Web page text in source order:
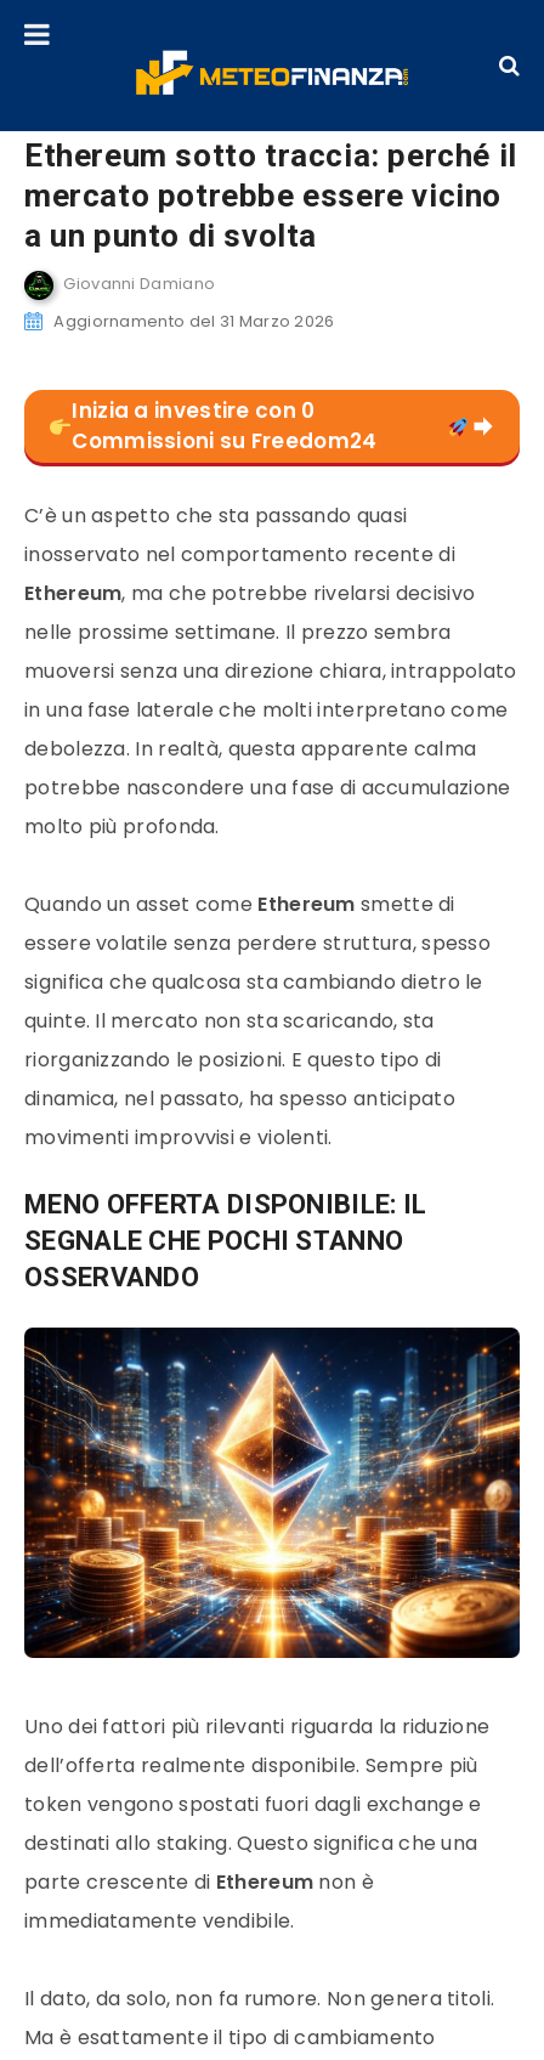
Ethereum sotto traccia: perché il
mercato potrebbe essere vicino
a un punto di svolta
Giovanni Damiano
Aggiornamento del 31 Marzo 2026
Inizia a investire con 0
Commissioni su Freedom24
C’è un aspetto che sta passando quasi
inosservato nel comportamento recente di
Ethereum, ma che potrebbe rivelarsi decisivo
nelle prossime settimane. Il prezzo sembra
muoversi senza una direzione chiara, intrappolato
in una fase laterale che molti interpretano come
debolezza. In realtà, questa apparente calma
potrebbe nascondere una fase di accumulazione
molto più profonda.
Quando un asset come Ethereum smette di
essere volatile senza perdere struttura, spesso
significa che qualcosa sta cambiando dietro le
quinte. Il mercato non sta scaricando, sta
riorganizzando le posizioni. E questo tipo di
dinamica, nel passato, ha spesso anticipato
movimenti improvvisi e violenti.
MENO OFFERTA DISPONIBILE: IL
SEGNALE CHE POCHI STANNO
OSSERVANDO
Uno dei fattori più rilevanti riguarda la riduzione
dell’offerta realmente disponibile. Sempre più
token vengono spostati fuori dagli exchange e
destinati allo staking. Questo significa che una
parte crescente di Ethereum non è
immediatamente vendibile.
Il dato, da solo, non fa rumore. Non genera titoli.
Ma è esattamente il tipo di cambiamento